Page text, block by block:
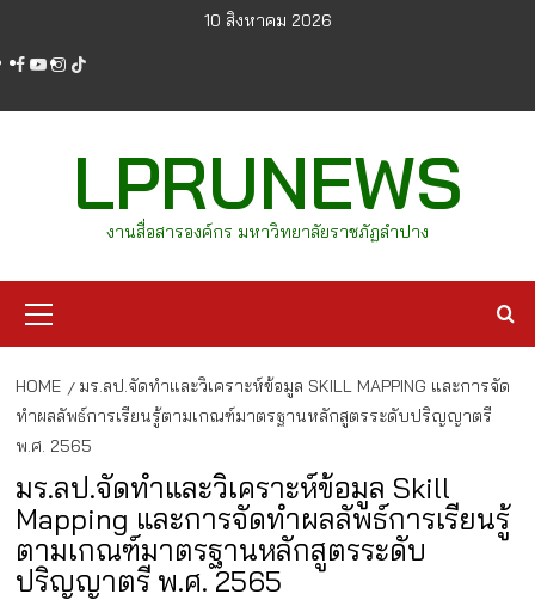
content
10 สิงหาคม 2026
facebook
youtube
instagram
tiktok
LPRUNEWS
งานสื่อสารองค์กร มหาวิทยาลัยราชภัฏลำปาง
Menu
HOME
มร.ลป.จัดทำและวิเคราะห์ข้อมูล SKILL MAPPING และการจัด
ทำผลลัพธ์การเรียนรู้ตามเกณฑ์มาตรฐานหลักสูตรระดับปริญญาตรี
พ.ศ. 2565
มร.ลป.จัดทำและวิเคราะห์ข้อมูล Skill
Mapping และการจัดทำผลลัพธ์การเรียนรู้
ตามเกณฑ์มาตรฐานหลักสูตรระดับ
ปริญญาตรี พ.ศ. 2565